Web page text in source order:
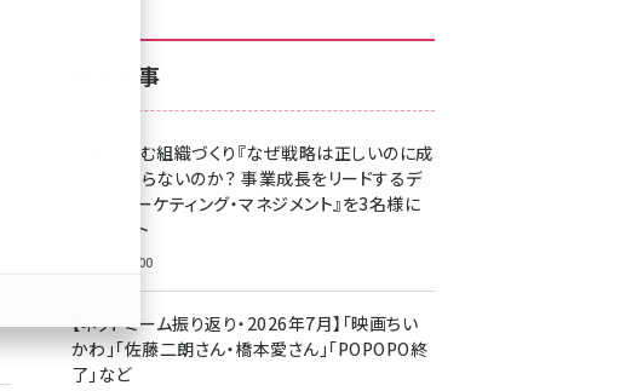
z世代 (1623)
meo (1277)
llmo (1167)
新着記事
成果を生む組織づくり『なぜ戦略は正しいのに成
果があがらないのか？ 事業成長をリードするデ
ジタルマーケティング・マネジメント』を3名様に
プレゼント
8月7日 10:00
【ネットミーム振り返り・2026年7月】「映画ちい
かわ」「佐藤二朗さん・橋本愛さん」「POPOPO終
了」など